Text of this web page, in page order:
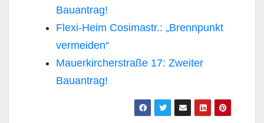
Bauantrag!
Flexi-Heim Cosimastr.: „Brennpunkt
vermeiden“
Mauerkircherstraße 17: Zweiter
Bauantrag!